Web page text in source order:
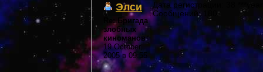
Элси
Re: Бригада
злобных
киноманов
19 October,
2005 в 09:55
Дата регистрации: 38
Сообщений: 180